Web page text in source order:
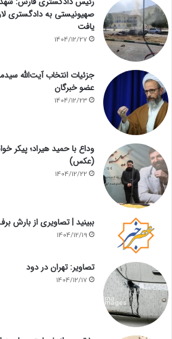
یافت
1404/12/27
جزئیات انتخاب آیت‌الله
عضو خبرگان
1404/12/23
وداع با حمید هیراد؛ پیکر
(عکس)
1404/12/22
ببینید | تصاویری از بارش
1404/12/19
تصاویر: تهران در دود
1404/12/17